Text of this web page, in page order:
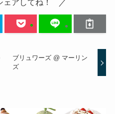
アしてね！
ブリュワーズ @ マーリン
ズ